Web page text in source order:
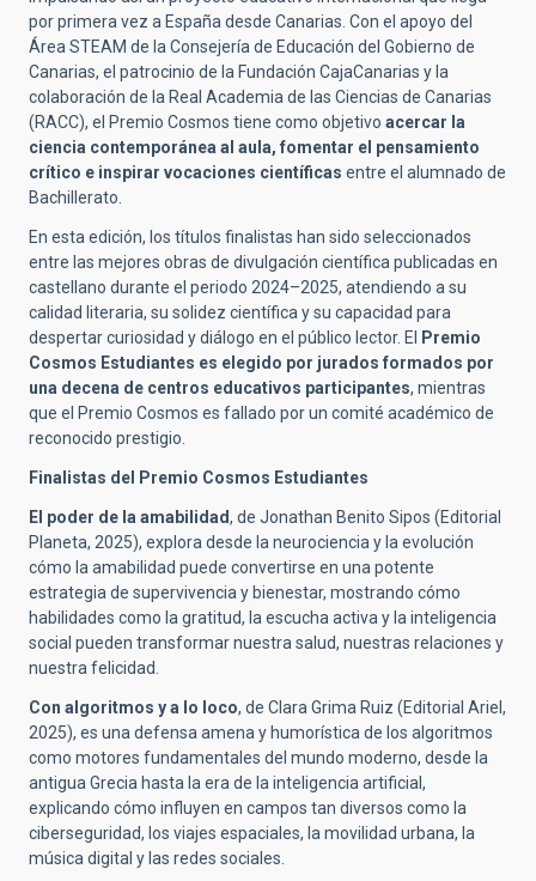
por primera vez a España desde Canarias. Con el apoyo del
Área STEAM de la Consejería de Educación del Gobierno de
Canarias, el patrocinio de la Fundación CajaCanarias y la
colaboración de la Real Academia de las Ciencias de Canarias
(RACC), el Premio Cosmos tiene como objetivo acercar la
ciencia contemporánea al aula, fomentar el pensamiento
crítico e inspirar vocaciones científicas entre el alumnado de
Bachillerato.
En esta edición, los títulos finalistas han sido seleccionados
entre las mejores obras de divulgación científica publicadas en
castellano durante el periodo 2024–2025, atendiendo a su
calidad literaria, su solidez científica y su capacidad para
despertar curiosidad y diálogo en el público lector. El Premio
Cosmos Estudiantes es elegido por jurados formados por
una decena de centros educativos participantes, mientras
que el Premio Cosmos es fallado por un comité académico de
reconocido prestigio.
Finalistas del Premio Cosmos Estudiantes
El poder de la amabilidad, de Jonathan Benito Sipos (Editorial
Planeta, 2025), explora desde la neurociencia y la evolución
cómo la amabilidad puede convertirse en una potente
estrategia de supervivencia y bienestar, mostrando cómo
habilidades como la gratitud, la escucha activa y la inteligencia
social pueden transformar nuestra salud, nuestras relaciones y
nuestra felicidad.
Con algoritmos y a lo loco, de Clara Grima Ruiz (Editorial Ariel,
2025), es una defensa amena y humorística de los algoritmos
como motores fundamentales del mundo moderno, desde la
antigua Grecia hasta la era de la inteligencia artificial,
explicando cómo influyen en campos tan diversos como la
ciberseguridad, los viajes espaciales, la movilidad urbana, la
música digital y las redes sociales.